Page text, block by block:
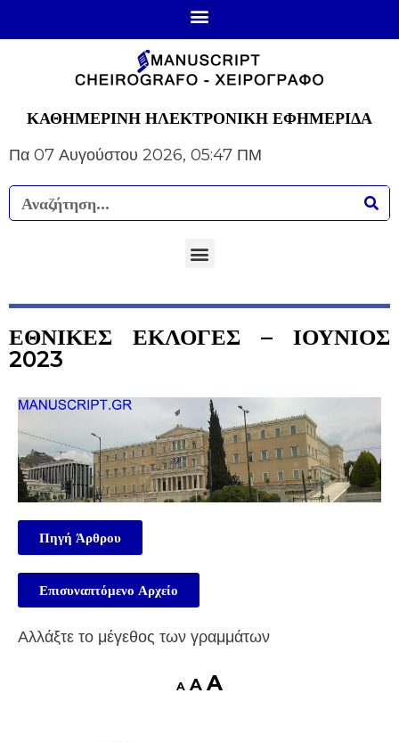
ΚΑΘΗΜΕΡΙΝΗ ΗΛΕΚΤΡΟΝΙΚΗ ΕΦΗΜΕΡΙΔΑ
Πα 07 Αυγούστου 2026, 05:47 ΠΜ
ΕΘΝΙΚΕΣ ΕΚΛΟΓΕΣ – ΙΟΥΝΙΟΣ
2023
Πηγή Άρθρου
Επισυναπτόμενο Αρχείο
Αλλάξτε το μέγεθος των γραμμάτων
A A A